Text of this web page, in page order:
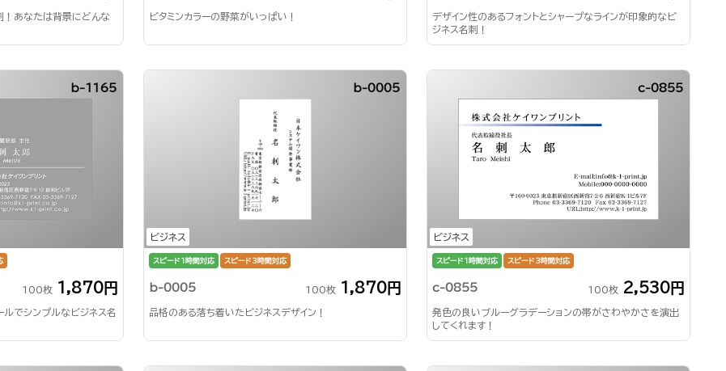
！あなたは背景にどんな
ビタミンカラーの野菜がいっぱい！
デザイン性のあるフォントとシャープなラインが印象的なビ
ジネス名刺！
b-1165
100枚 1,870円
ルでシンプルなビジネス名
ビジネス
b-0005
スピード1時間対応 スピード3時間対応
b-0005 100枚 1,870円
品格のある落ち着いたビジネスデザイン！
ビジネス
c-0855
スピード1時間対応 スピード3時間対応
c-0855 100枚 2,530円
発色の良いブルーグラデーションの帯がさわやかさを演出
してくれます！